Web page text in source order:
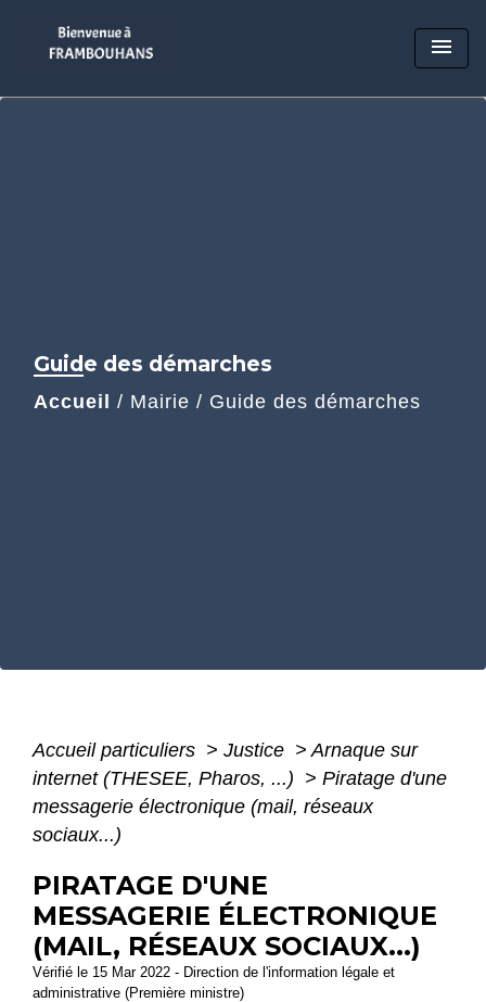
menu
Guide des démarches
Accueil / Mairie / Guide des démarches
Accueil particuliers > Justice > Arnaque sur
internet (THESEE, Pharos, ...) > Piratage d'une
messagerie électronique (mail, réseaux
sociaux...)
PIRATAGE D'UNE
MESSAGERIE ÉLECTRONIQUE
(MAIL, RÉSEAUX SOCIAUX...)
Vérifié le 15 Mar 2022 - Direction de l'information légale et
administrative (Première ministre)